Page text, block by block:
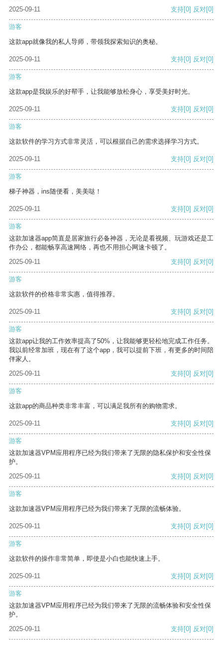
2025-09-11
支持[0] 反对[0]
游客
这款app就像我的私人导师，带领我探索知识的奥秘。
2025-09-11 支持[0] 反对[0]
游客
这款app是我娱乐的好帮手，让我能够放松身心，享受美好时光。
2025-09-11 支持[0] 反对[0]
游客
这款软件的学习方式非常灵活，可以根据自己的需求选择学习方式。
2025-09-11 支持[0] 反对[0]
游客
梯子神器，ins随便看，美美哒！
2025-09-11 支持[0] 反对[0]
游客
这款加速器app简直是居家旅行必备神器，无论是看视频、玩游戏还是工
作办公，都能畅享高速网络，再也不用担心网速卡顿了。
2025-09-11
支持[0] 反对[0]
游客
这款软件的价格非常实惠，值得推荐。
2025-09-11 支持[0] 反对[0]
游客
这款app让我的工作效率提高了50%，让我能够更轻松地完成工作任务。
我以前经常加班，现在有了这个app，我可以提前下班，有更多的时间陪
伴家人。
2025-09-11
支持[0] 反对[0]
游客
这款app的商品种类非常丰富，可以满足我所有的购物需求。
2025-09-11 支持[0] 反对[0]
游客
这款加速器VPM应用程序已经为我们带来了无限的隐私保护和安全性保
护。
2025-09-11
支持[0] 反对[0]
游客
这款加速器VPM应用程序已经为我们带来了无限的流畅体验。
2025-09-11 支持[0] 反对[0]
游客
这款软件的操作非常简单，即使是小白也能快速上手。
2025-09-11 支持[0] 反对[0]
游客
这款加速器VPM应用程序已经为我们带来了无限的流畅体验和安全性保
护。
2025-09-11
支持[0] 反对[0]